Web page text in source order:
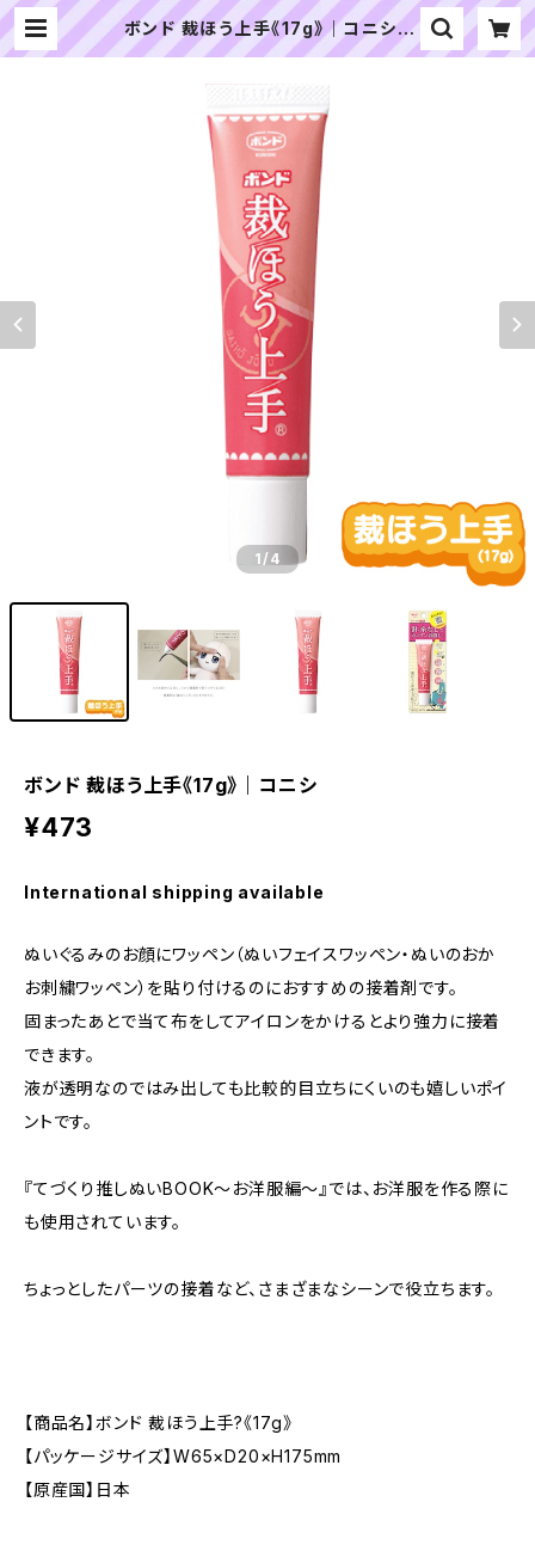
ボンド 裁ほう上手《17g》｜コニシ |
ぬいぐるみの生地やさん｜「ぬい」の
1/4
ボンド 裁ほう上手《17g》｜コニシ
¥473
International shipping available
ぬいぐるみのお顔にワッペン（ぬいフェイスワッペン・ぬいのおか
お刺繍ワッペン）を貼り付けるのにおすすめの接着剤です。
固まったあとで当て布をしてアイロンをかけるとより強力に接着
できます。
液が透明なのではみ出しても比較的目立ちにくいのも嬉しいポイ
ントです。
『てづくり推しぬいBOOK〜お洋服編〜』では、お洋服を作る際に
も使用されています。
ちょっとしたパーツの接着など、さまざまなシーンで役立ちます。
【商品名】ボンド 裁ほう上手?《17g》
【パッケージサイズ】W65×D20×H175mm
【原産国】日本